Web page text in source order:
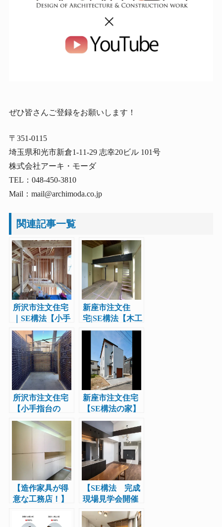
ぜひ皆さんご登録をお願いします！
〒351-0115
埼玉県和光市新倉1-11-29 志幸20ビル 101号
株式会社アーキ・モーダ
TEL：048-450-3810
Mail：mail@archimoda.co.jp
関連記事一覧
所沢市注文住宅
｜SE構法【小手
指町の家】工務
店レポート9
新座市注文住
宅|SE構法【木工
事完了】工務店
レポート5
所沢市注文住宅
【小手指台の
家】工務店レポ
新座市注文住宅
【SE構法の家】
気密測定|工務店
レポート11
【造作家具が得
意な工務店！】
て新築物件で造
【SE構法 完成
現場見学会開催
のお知らせ】